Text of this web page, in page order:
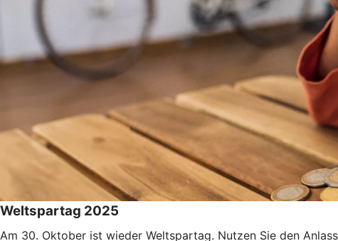
Weltspartag 2025
Am 30. Oktober ist wieder Weltspartag. Nutzen Sie den